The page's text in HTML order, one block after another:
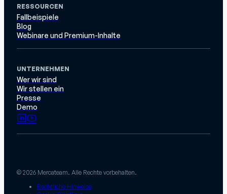
RESSOURCEN
Fallbeispiele
Blog
Webinare und Premium-Inhalte
UNTERNEHMEN
Wer wir sind
Wir stellen ein
Presse
Demo
© 2026 Mercateam. Alle Rechte vorbehalten.
Rechtliche Hinweise